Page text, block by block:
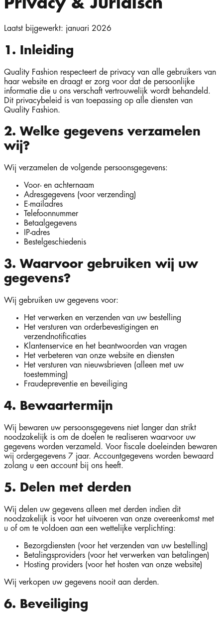
Privacy & Juridisch
Laatst bijgewerkt: januari 2026
1. Inleiding
Quality Fashion respecteert de privacy van alle gebruikers van
haar website en draagt er zorg voor dat de persoonlijke
informatie die u ons verschaft vertrouwelijk wordt behandeld.
Dit privacybeleid is van toepassing op alle diensten van
Quality Fashion.
2. Welke gegevens verzamelen
wij?
Wij verzamelen de volgende persoonsgegevens:
Voor- en achternaam
Adresgegevens (voor verzending)
E-mailadres
Telefoonnummer
Betaalgegevens
IP-adres
Bestelgeschiedenis
3. Waarvoor gebruiken wij uw
gegevens?
Wij gebruiken uw gegevens voor:
Het verwerken en verzenden van uw bestelling
Het versturen van orderbevestigingen en
verzendnotificaties
Klantenservice en het beantwoorden van vragen
Het verbeteren van onze website en diensten
Het versturen van nieuwsbrieven (alleen met uw
toestemming)
Fraudepreventie en beveiliging
4. Bewaartermijn
Wij bewaren uw persoonsgegevens niet langer dan strikt
noodzakelijk is om de doelen te realiseren waarvoor uw
gegevens worden verzameld. Voor fiscale doeleinden bewaren
wij ordergegevens 7 jaar. Accountgegevens worden bewaard
zolang u een account bij ons heeft.
5. Delen met derden
Wij delen uw gegevens alleen met derden indien dit
noodzakelijk is voor het uitvoeren van onze overeenkomst met
u of om te voldoen aan een wettelijke verplichting:
Bezorgdiensten (voor het verzenden van uw bestelling)
Betalingsproviders (voor het verwerken van betalingen)
Hosting providers (voor het hosten van onze website)
Wij verkopen uw gegevens nooit aan derden.
6. Beveiliging